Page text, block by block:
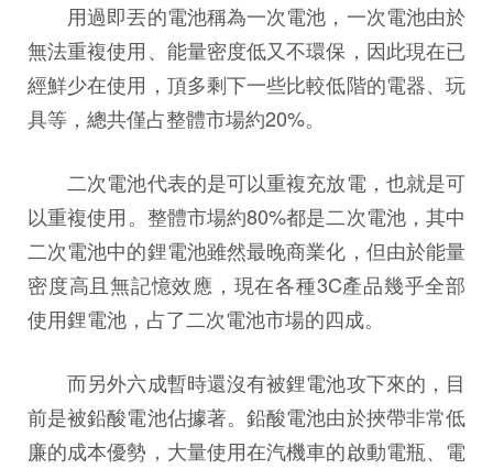
用過即丟的電池稱為一次電池，一次電池由於
無法重複使用、能量密度低又不環保，因此現在已
經鮮少在使用，頂多剩下一些比較低階的電器、玩
具等，總共僅占整體市場約20%。
二次電池代表的是可以重複充放電，也就是可
以重複使用。整體市場約80%都是二次電池，其中
二次電池中的鋰電池雖然最晚商業化，但由於能量
密度高且無記憶效應，現在各種3C產品幾乎全部
使用鋰電池，占了二次電池市場的四成。
而另外六成暫時還沒有被鋰電池攻下來的，目
前是被鉛酸電池佔據著。鉛酸電池由於挾帶非常低
廉的成本優勢，大量使用在汽機車的啟動電瓶、電